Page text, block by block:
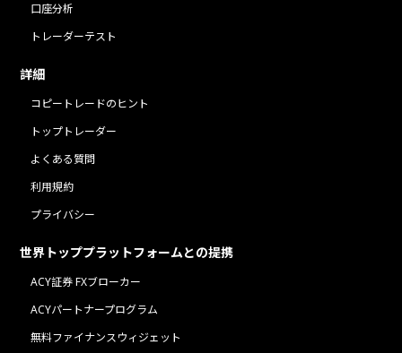
口座分析
トレーダーテスト
詳細
コピートレードのヒント
トップトレーダー
よくある質問
利用規約
プライバシー
世界トッププラットフォームとの提携
ACY証券 FXブローカー
ACYパートナープログラム
無料ファイナンスウィジェット